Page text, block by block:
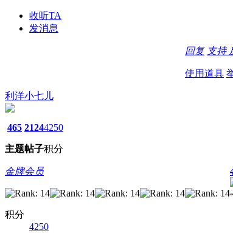
收听TA
发消息
回复 支持
使用道具
利洋小七儿
465
主题
2124
帖子
4250
积分
金牌会员
积分
4250